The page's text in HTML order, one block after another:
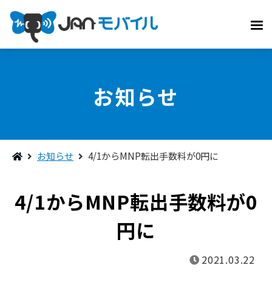
お知らせ
お知らせ 4/1からMNP転出手数料が0円に
4/1からMNP転出手数料が0
円に
2021.03.22